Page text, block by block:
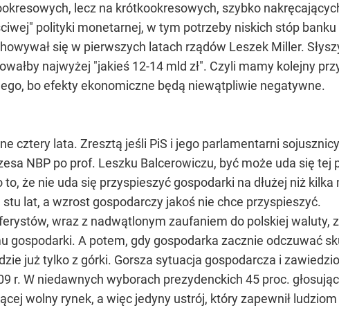
lecz na krótkookresowych, szybko
polityki monetarnej, w tym potrzeby niskich stóp
się w pierwszych latach rządów Leszek Miller.
najwyżej "jakieś 12-14 mld zł". Czyli mamy kolejny
bo efekty ekonomiczne będą niewątpliwie negatywne.
cztery lata. Zresztą jeśli PiS i jego parlamentarni
NBP po prof. Leszku Balcerowiczu, być może uda się tej
że nie uda się przyspieszyć gospodarki na dłużej niż kilka
lat, a wzrost gospodarczy jakoś nie chce przyspieszyć.
wraz z nadwątlonym zaufaniem do polskiej waluty,
A potem, gdy gospodarka zacznie odczuwać
już tylko z górki. Gorsza sytuacja gospodarcza i
W niedawnych wyborach prezydenckich 45 proc.
wolny rynek, a więc jedyny ustrój, który zapewnił